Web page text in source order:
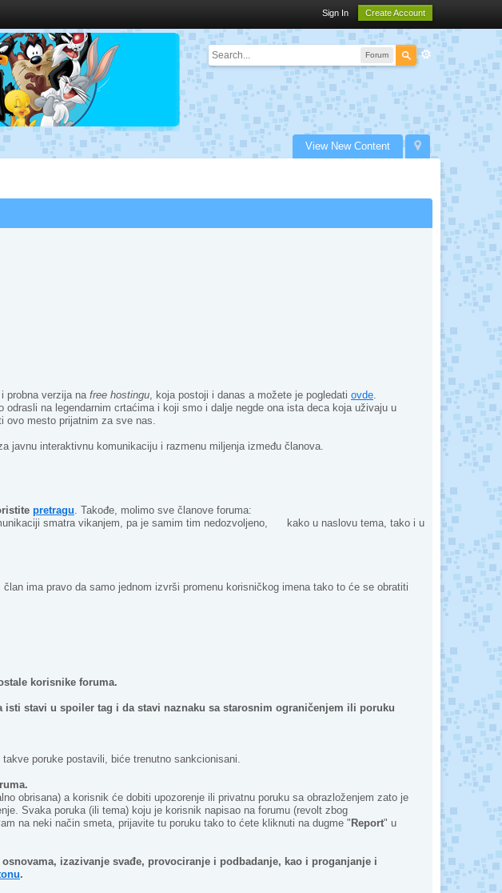
Sign In Create Account
Forum
View New Content
probna verzija na free hostingu, koja postoji i danas a možete je pogledati ovde.
na legendarnim crtaćima i koji smo i dalje negde ona ista deca koja uživaju u
ovo mesto prijatnim za sve nas.
javnu interaktivnu komunikaciju i razmenu miljenja između članova.
pretragu. Takođe, molimo sve članove foruma:
smatra vikanjem, pa je samim tim nedozvoljeno, kako u naslovu tema, tako i u
ima pravo da samo jednom izvrši promenu korisničkog imena tako to će se obratiti
korisnike foruma.
stavi u spoiler tag i da stavi naznaku sa starosnim ograničenjem ili poruku
poruke postavili, biće trenutno sankcionisani.
obrisana) a korisnik će dobiti upozorenje ili privatnu poruku sa obrazloženjem zato je
Svaka poruka (ili tema) koju je korisnik napisao na forumu (revolt zbog
na neki način smeta, prijavite tu poruku tako to ćete kliknuti na dugme " Report" u
izazivanje svađe, provociranje i podbadanje, kao i proganjanje i
.